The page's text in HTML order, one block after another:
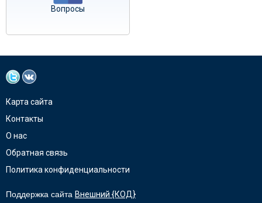
Вопросы
Карта сайта
Контакты
О нас
Обратная связь
Политика конфиденциальности
Поддержка сайта Внешний {КОД}